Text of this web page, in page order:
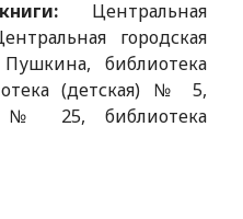
Центральная
городская
библиотека
(детская) № 5,
№ 25, библиотека